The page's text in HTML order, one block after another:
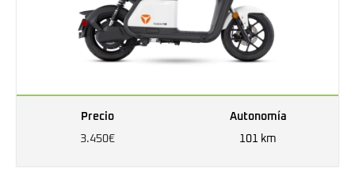
Precio
3.450€
Autonomía
101 km